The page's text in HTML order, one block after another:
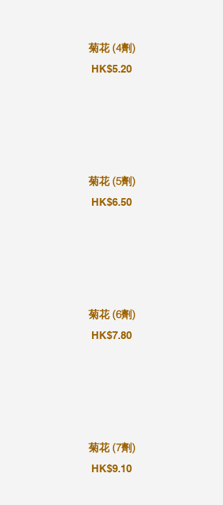
菊花 (4劑)
HK$5.20
菊花 (5劑)
HK$6.50
菊花 (6劑)
HK$7.80
菊花 (7劑)
HK$9.10